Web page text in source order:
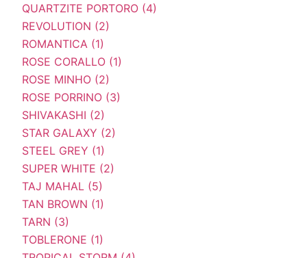
QUARTZITE PORTORO (4)
REVOLUTION (2)
ROMANTICA (1)
ROSE CORALLO (1)
ROSE MINHO (2)
ROSE PORRINO (3)
SHIVAKASHI (2)
STAR GALAXY (2)
STEEL GREY (1)
SUPER WHITE (2)
TAJ MAHAL (5)
TAN BROWN (1)
TARN (3)
TOBLERONE (1)